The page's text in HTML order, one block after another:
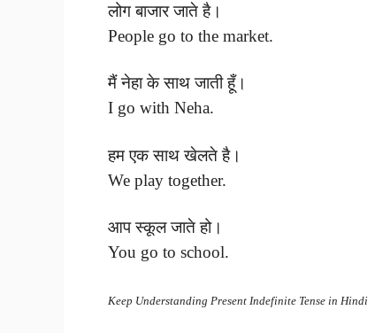
लोग बाजार जाते है।
People go to the market.
मैं नेहा के साथ जाती हूँ।
I go with Neha.
हम एक साथ खेलते है।
We play together.
आप स्कूल जाते हो।
You go to school.
Keep Understanding Present Indefinite Tense in Hindi